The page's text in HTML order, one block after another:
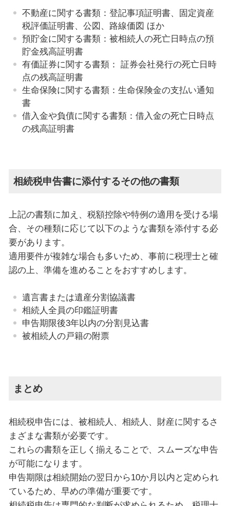
不動産に関する書類：登記事項証明書、固定資産
税評価証明書、公図、路線価図 ほか
預貯金に関する書類：被相続人の死亡日時点の預
貯金残高証明書
有価証券に関する書類： 証券会社発行の死亡日時
点の残高証明書
生命保険に関する書類：生命保険金の支払い通知
書
借入金や負債に関する書類：借入金の死亡日時点
の残高証明書
相続税申告書に添付するその他の書類
上記の書類に加え、税額控除や特例の適用を受ける場
合、その種類に応じて以下のような書類を添付する必
要があります。
適用要件が複雑な場合も多いため、事前に税理士と確
認の上、準備を進めることをおすすめします。
遺言書または遺産分割協議書
相続人全員の印鑑証明書
申告期限後3年以内の分割見込書
被相続人の戸籍の附票
まとめ
相続税申告には、被相続人、相続人、財産に関するさ
まざまな書類が必要です。
これらの書類を正しく揃えることで、スムーズな申告
が可能になります。
申告期限は相続開始の翌日から10か月以内と定められ
ているため、早めの準備が重要です。